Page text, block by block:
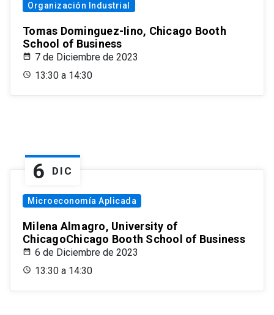
Organización Industrial
Tomas Dominguez-Iino, Chicago Booth
School of Business
7 de Diciembre de 2023
13:30 a 14:30
6 DIC
Microeconomía Aplicada
Milena Almagro, University of
ChicagoChicago Booth School of Business
6 de Diciembre de 2023
13:30 a 14:30